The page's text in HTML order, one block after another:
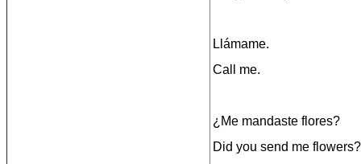
Llámame.
Call me.
¿Me mandaste flores?
Did you send me flowers?